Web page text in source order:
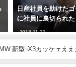
日産社員を助けた
に社員に裏切られ
2018-11-22
新型 iX3カッケェえ